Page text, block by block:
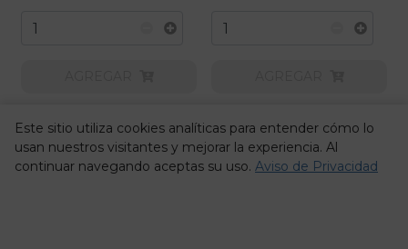
Este sitio utiliza cookies analíticas para entender cómo lo
usan nuestros visitantes y mejorar la experiencia. Al
continuar navegando aceptas su uso. Aviso de Privacidad